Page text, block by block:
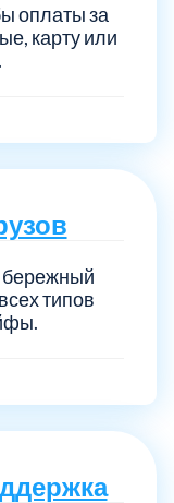
оплаты за
карту или
бережный
типов